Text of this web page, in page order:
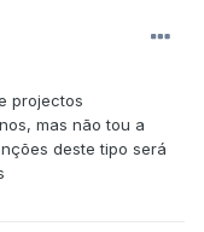
projectos
mas não tou a
deste tipo será